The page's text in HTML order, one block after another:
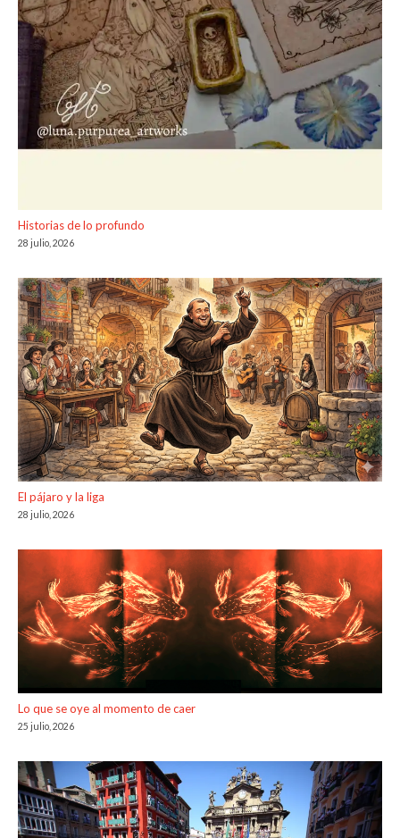
Historias de lo profundo
28 julio, 2026
El pájaro y la liga
28 julio, 2026
Lo que se oye al momento de caer
25 julio, 2026